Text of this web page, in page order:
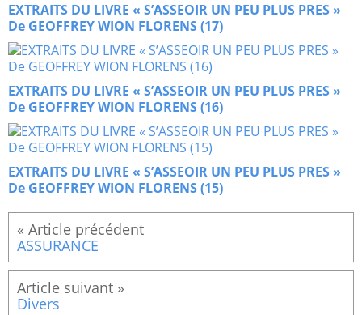
EXTRAITS DU LIVRE « S’ASSEOIR UN PEU PLUS PRES »
De GEOFFREY WION FLORENS (17)
EXTRAITS DU LIVRE « S’ASSEOIR UN PEU PLUS PRES »
De GEOFFREY WION FLORENS (16)
EXTRAITS DU LIVRE « S’ASSEOIR UN PEU PLUS PRES »
De GEOFFREY WION FLORENS (15)
ASSURANCE
Divers